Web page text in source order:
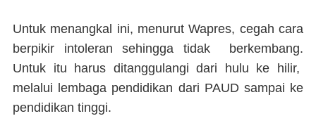
Untuk menangkal ini, menurut Wapres, cegah cara
berpikir intoleran sehingga tidak berkembang.
Untuk itu harus ditanggulangi dari hulu ke hilir,
melalui lembaga pendidikan dari PAUD sampai ke
pendidikan tinggi.